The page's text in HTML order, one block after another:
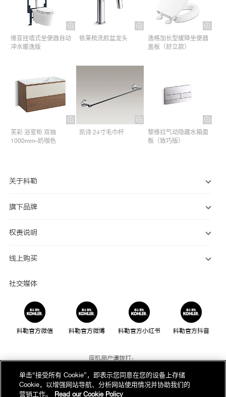
维亚挂墙式坐便器自动
冲水暖逸版
依莱梳洗脸盆龙头
逸格加长型缓降坐便器
盖板（舒立款）
芙彩 浴室柜 双抽
1000mm–奶咖色
凯诗 24寸毛巾杆​
黎维拉气动隐藏水箱面
板（致巧版）
关于科勒
旗下品牌
权责说明
线上购买
社交媒体
科勒官方微信 科勒官方微博 科勒官方小红书 科勒官方抖音
座机用户请拨打：
800-820-2628
手机用户请拨打：
单击“接受所有 Cookie”，即表示您同意在您的设备上存储
Cookie，以增强网站导航、分析网站使用情况并协助我们的
营销工作。
Read our Cookie Policy